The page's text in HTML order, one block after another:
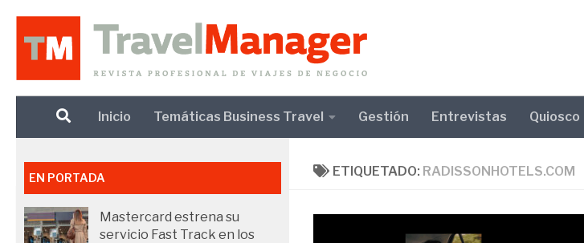
Debajo del contenido
Inicio Temáticas Business Travel Gestión Entrevistas Quiosco
ETIQUETADO: RADISSONHOTELS.COM
EN PORTADA
Mastercard estrena su
servicio Fast Track en los